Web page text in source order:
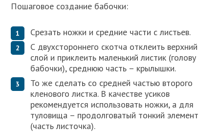
Пошаговое создание бабочки:
Срезать ножки и средние части с листьев.
С двухстороннего скотча отклеить верхний
слой и приклеить маленький листик (голову
бабочки), среднюю часть – крылышки.
То же сделать со средней частью второго
кленового листка. В качестве усиков
рекомендуется использовать ножки, а для
туловища – продолговатый тонкий элемент
(часть листочка).